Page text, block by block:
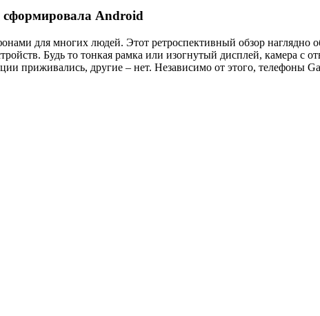
сформировала Android
для многих людей. Этот ретроспективный обзор наглядно
Будь то тонкая рамка или изогнутый дисплей, камера с
приживались, другие – нет. Независимо от этого, телефоны